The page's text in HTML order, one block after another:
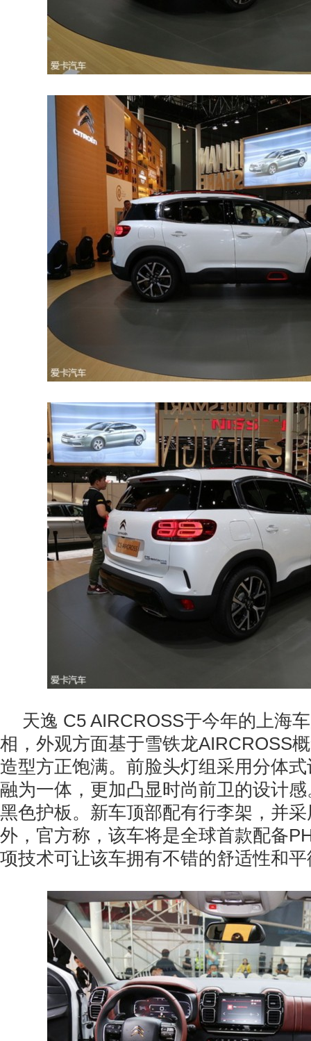
天逸 C5 AIRCROSS于今年的上海
相，外观方面基于雪铁龙AIRCROSS
造型方正饱满。前脸头灯组采用分体
融为一体，更加凸显时尚前卫的设计
黑色护板。新车顶部配有行李架，并
外，官方称，该车将是全球首款配备
项技术可让该车拥有不错的舒适性和